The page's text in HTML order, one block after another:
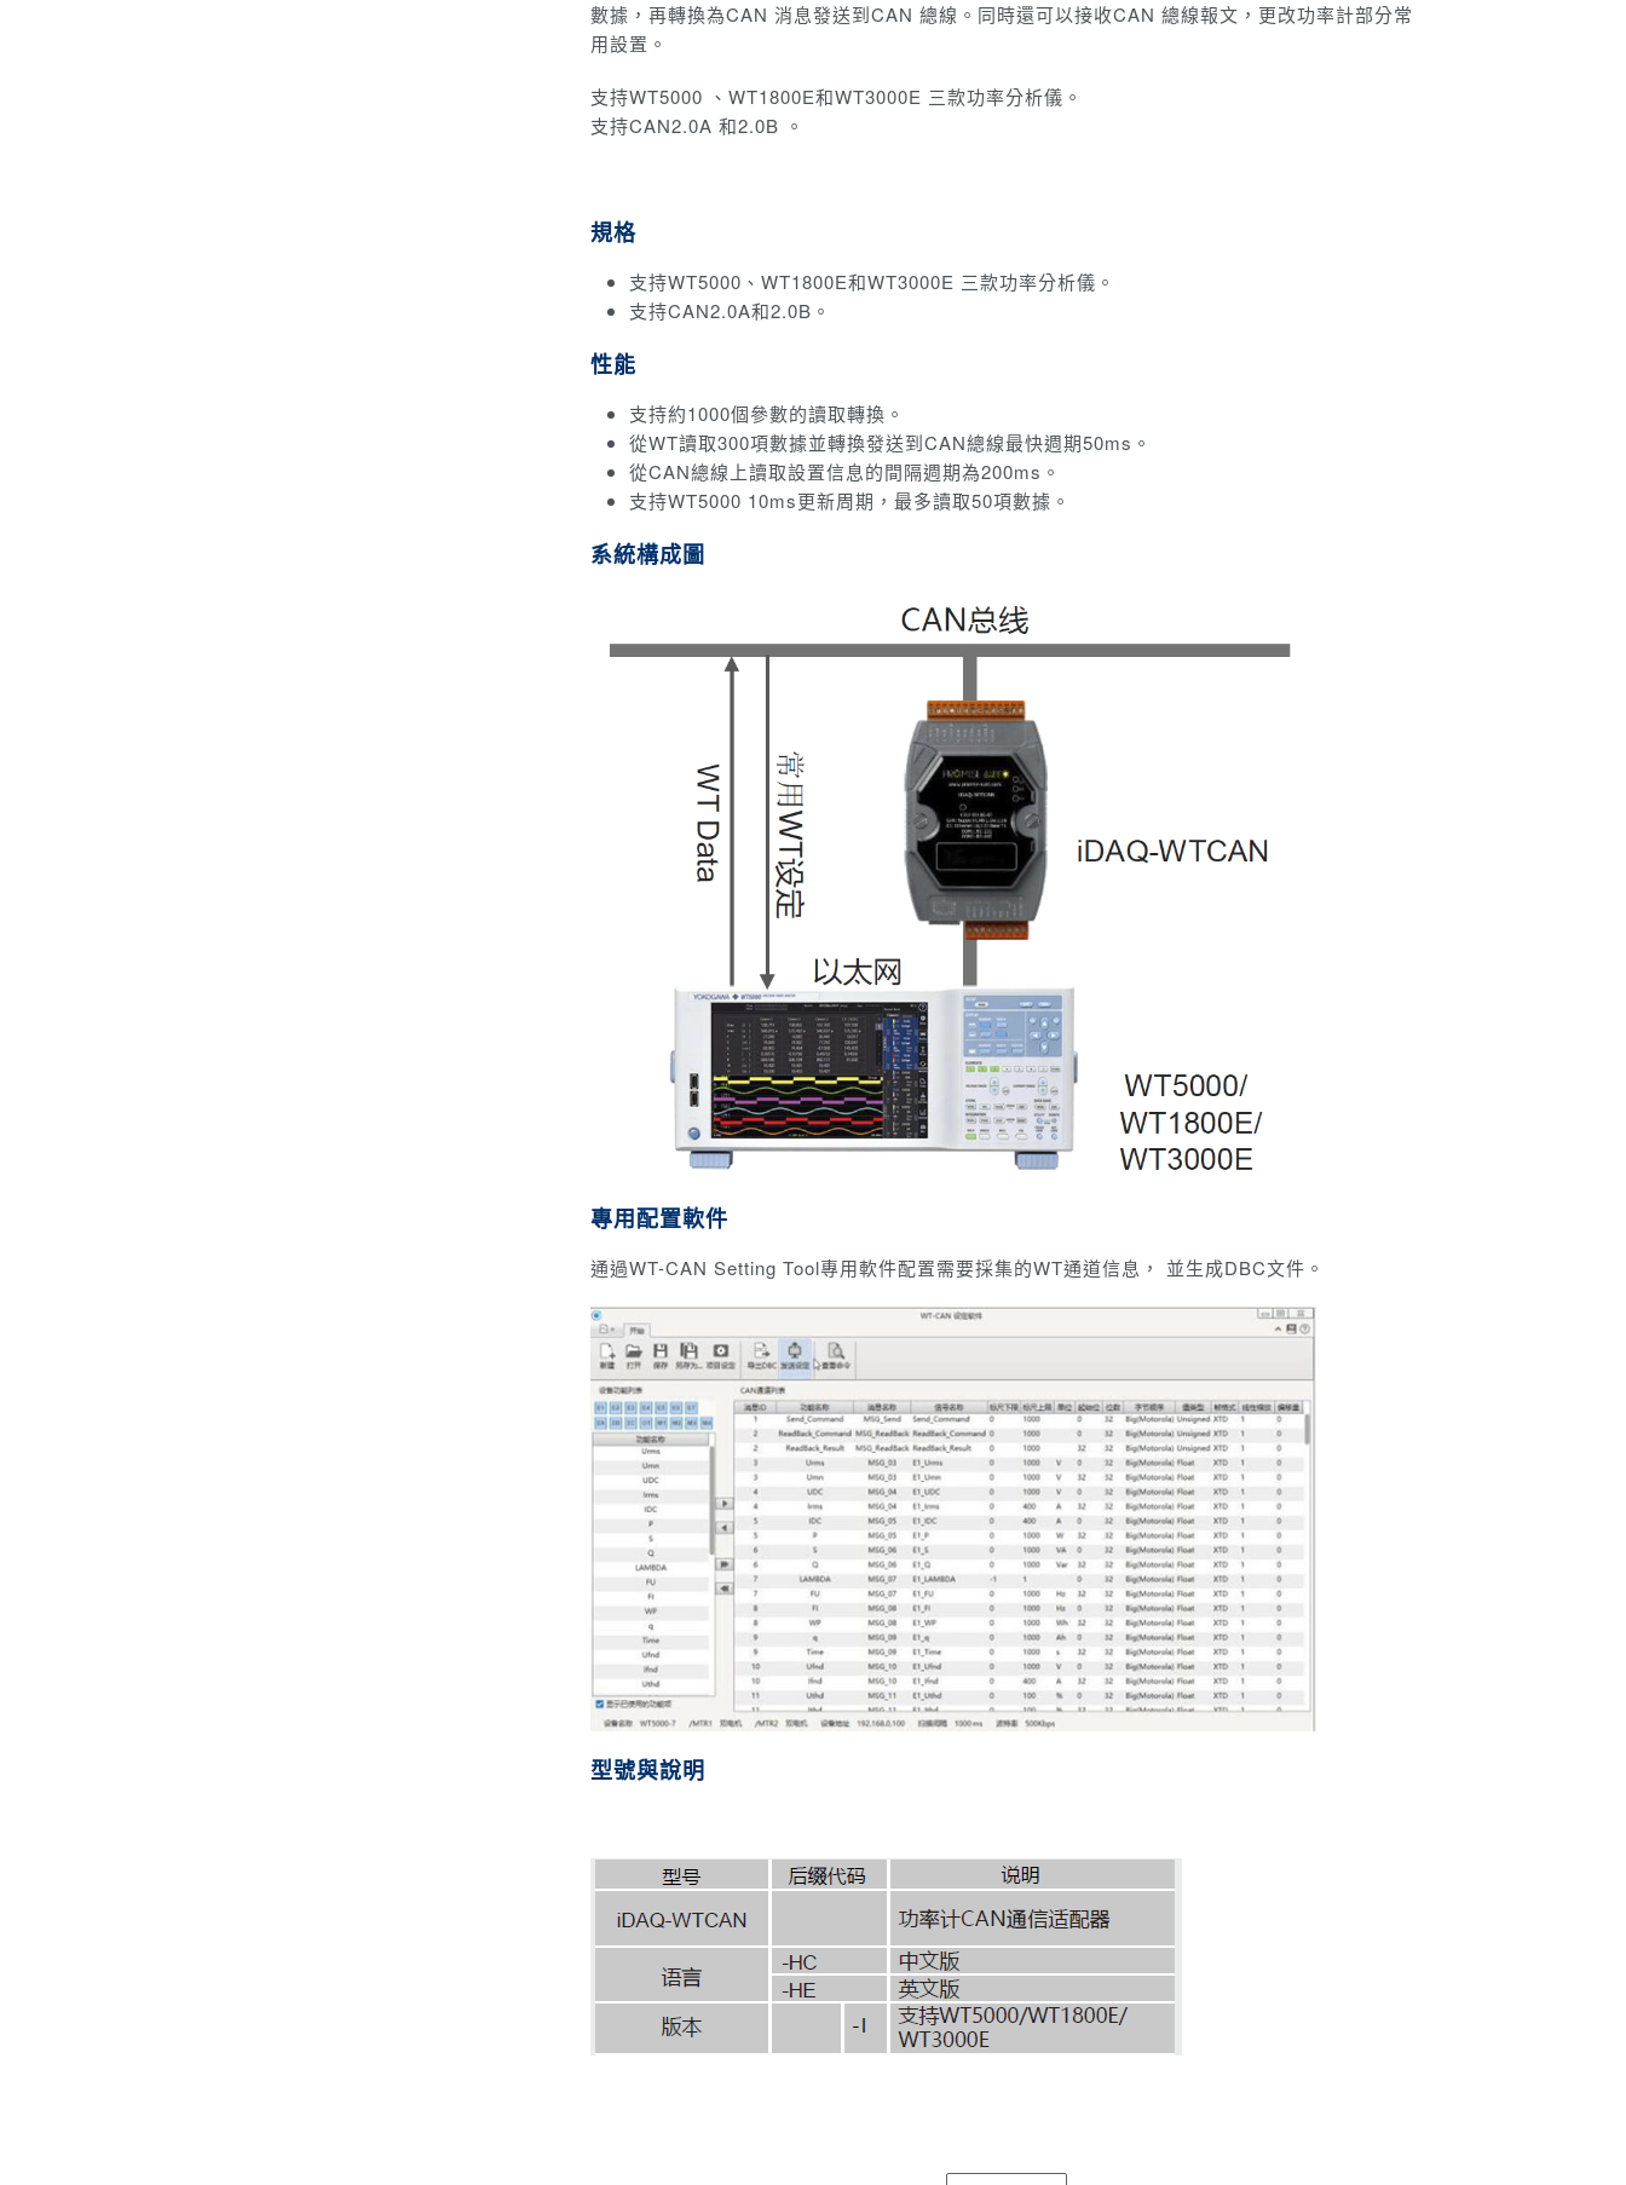
數據，再轉換為CAN 消息發送到CAN 總線。 同時還可以接收CAN 總線報文，更改功率計部分常
用設置。
支持WT5000 、WT1800E和WT3000E 三款功率分析儀。
支持CAN2.0A 和2.0B 。
規格
支持WT5000、WT1800E和WT3000E 三款功率分析儀。
支持CAN2.0A和2.0B。
性能
支持約1000個參數的讀取轉換。
從WT讀取300項數據並轉換發送到CAN總線最快週期50ms。
從CAN總線上讀取設置信息的間隔週期為200ms。
支持WT5000 10ms更新周期，最多讀取50項數據。
系統構成圖
專用配置軟件
通過WT-CAN Setting Tool專用軟件配置需要採集的WT通道信息， 並生成DBC文件。
型號與說明